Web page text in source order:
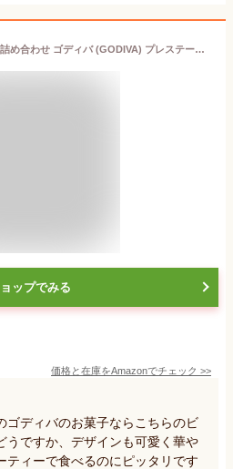
焼き菓子 ギフト お菓子 詰め合わせ ゴディバ (GODIVA) プレステージ ビスキュイコレクション（32枚入）
ップでみる
価格と在庫をAmazonでチェック >>
ゴディバのお菓子ならこちらのビ
うですか、デザインも可愛く華や
ティーで食べるのにピッタリです